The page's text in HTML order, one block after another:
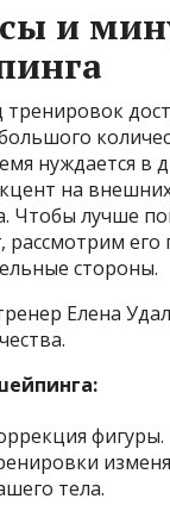
и
тренировок
нуждается в
на
Чтобы лучше
рассмотрим
стороны.
Елена
фигуры.
тела.